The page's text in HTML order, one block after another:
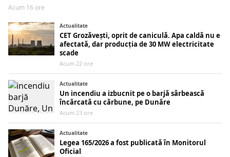
Acum 16 ore
Actualitate
CET Grozăvești, oprit de caniculă. Apa caldă nu e
afectată, dar producția de 30 MW electricitate
scade
Acum 22 ore
Actualitate
Un incendiu a izbucnit pe o barjă sârbească
încărcată cu cărbune, pe Dunăre
Acum 23 ore
Actualitate
Legea 165/2026 a fost publicată în Monitorul
Oficial